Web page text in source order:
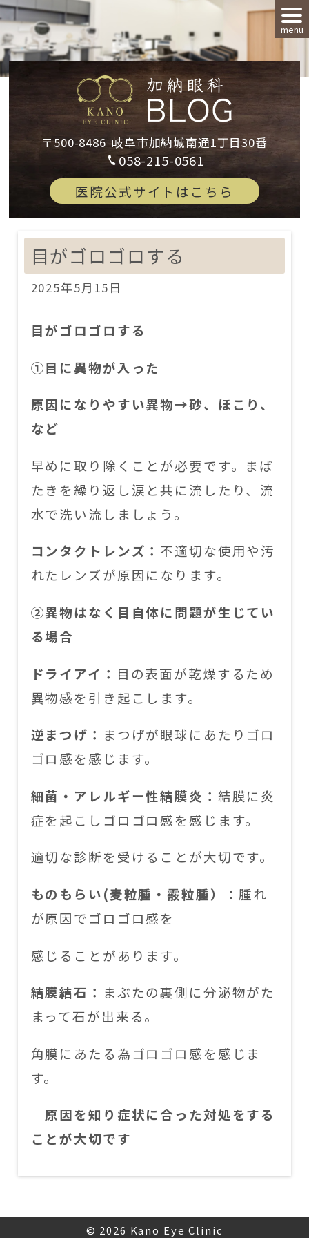
〒500-8486 岐阜市加納城南通1丁目30番
058-215-0561
医院公式サイトはこちら
目がゴロゴロする
2025年5月15日
目がゴロゴロする
①目に異物が入った
原因になりやすい異物→砂、ほこり、
など
早めに取り除くことが必要です。まば
たきを繰り返し涙と共に流したり、流
水で洗い流しましょう。
コンタクトレンズ： 不適切な使用や汚
れたレンズが原因になります。
②異物はなく目自体に問題が生じてい
る場合
ドライアイ： 目の表面が乾燥するため
異物感を引き起こします。
逆まつげ： まつげが眼球にあたりゴロ
ゴロ感を感じます。
細菌・アレルギー性結膜炎： 結膜に炎
症を起こしゴロゴロ感を感じます。
適切な診断を受けることが大切です。
ものもらい(麦粒腫・霰粒腫）： 腫れ
が原因でゴロゴロ感を
感じることがあります。
結膜結石： まぶたの裏側に分泌物がた
まって石が出来る。
角膜にあたる為ゴロゴロ感を感じま
す。
原因を知り症状に合った対処をする
ことが大切です
menu
© 2026 Kano Eye Clinic